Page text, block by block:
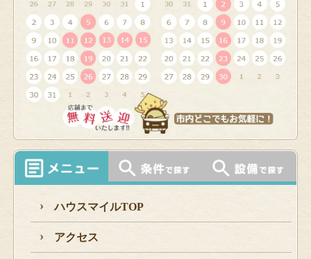
ハウスマイルTOP
アクセス